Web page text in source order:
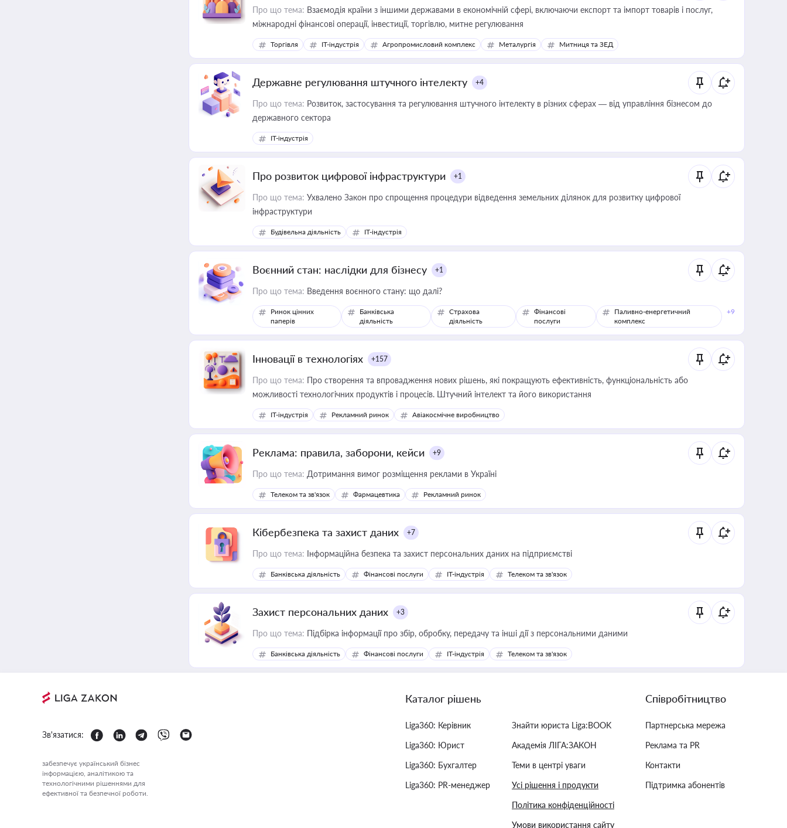
Про що тема: Взаємодія країни з іншими державами в економічній сфері, включаючи експорт та імпорт товарів і послуг,
міжнародні фінансові операції, інвестиції, торгівлю, митне регулювання
Торгівля IT-індустрія Агропромисловий комплекс Металургія Митниця та ЗЕД
Державне регулювання штучного інтелекту +4
Про що тема: Розвиток, застосування та регулювання штучного інтелекту в різних сферах — від управління бізнесом до
державного сектора
IT-індустрія
Про розвиток цифрової інфраструктури +1
Про що тема: Ухвалено Закон про спрощення процедури відведення земельних ділянок для розвитку цифрової
інфраструктури
Будівельна діяльність IT-індустрія
Воєнний стан: наслідки для бізнесу +1
Про що тема: Введення воєнного стану: що далі?
Ринок цінних
паперів
Банківська
діяльність
Страхова
діяльність
Фінансові
послуги
Паливно-енергетичний
комплекс
+9
Інновації в технологіях +157
Про що тема: Про створення та впровадження нових рішень, які покращують ефективність, функціональність або
можливості технологічних продуктів і процесів. Штучний інтелект та його використання
IT-індустрія Рекламний ринок Авіакосмічне виробництво
Реклама: правила, заборони, кейси +9
Про що тема: Дотримання вимог розміщення реклами в Україні
Телеком та зв'язок Фармацевтика Рекламний ринок
Кібербезпека та захист даних +7
Про що тема: Інформаційна безпека та захист персональних даних на підприємстві
Банківська діяльність Фінансові послуги IT-індустрія Телеком та зв'язок
Захист персональних даних +3
Про що тема: Підбірка інформації про збір, обробку, передачу та інші дії з персональними даними
Банківська діяльність Фінансові послуги IT-індустрія Телеком та зв'язок
Зв'язатися:
забезпечує український бізнес
інформацією, аналітикою та
технологічними рішеннями для
ефективної та безпечної роботи.
Каталог рішень
Liga360: Керівник
Liga360: Юрист
Liga360: Бухгалтер
Liga360: PR-менеджер
Знайти юриста Liga:BOOK
Академія ЛІГА:ЗАКОН
Теми в центрі уваги
Усі рішення і продукти
Політика конфіденційності
Умови використання сайту
Співробітництво
Партнерська мережа
Реклама та PR
Контакти
Підтримка абонентів